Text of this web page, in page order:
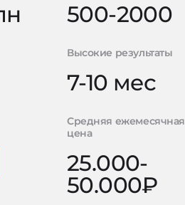
500-2000
Высокие результаты
7-10 мес
Средняя ежемесячная
цена
25.000-
50.000₽